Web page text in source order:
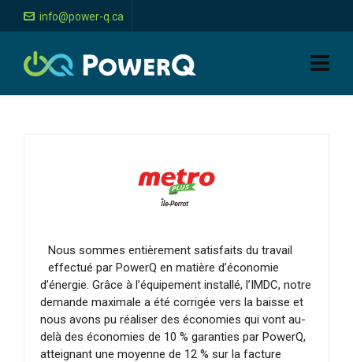
info@power-q.ca
Nous sommes entièrement satisfaits du travail
effectué par PowerQ en matière d’économie
d’énergie. Grâce à l’équipement installé, l’IMDC, notre
demande maximale a été corrigée vers la baisse et
nous avons pu réaliser des économies qui vont au-
delà des économies de 10 % garanties par PowerQ,
atteignant une moyenne de 12 % sur la facture